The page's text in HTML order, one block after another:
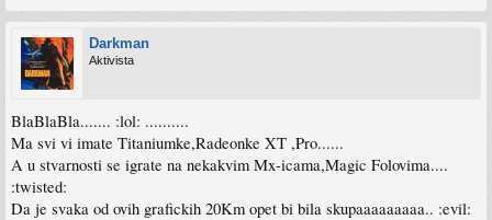
Darkman
Aktivista
BlaBlaBla....... :lol: ..........
Ma svi vi imate Titaniumke,Radeonke XT ,Pro......
A u stvarnosti se igrate na nekakvim Mx-icama,Magic Folovima....
:twisted:
Da je svaka od ovih grafickih 20Km opet bi bila skupaaaaaaaaa.. :evil: